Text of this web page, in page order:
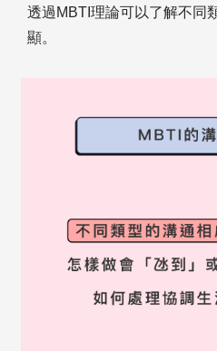
透過MBTI理論可以了解不同
顯。